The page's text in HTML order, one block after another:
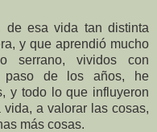
de esa vida tan distinta
y que aprendió mucho
serrano, vividos con
paso de los años, he
y todo lo que influyeron
a valorar las cosas,
más cosas.